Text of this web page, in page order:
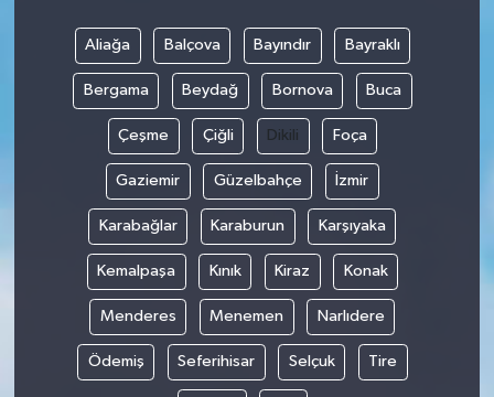
Aliağa Balçova Bayındır Bayraklı
Bergama Beydağ Bornova Buca
Çeşme Çiğli Dikili Foça
Gaziemir Güzelbahçe İzmir
Karabağlar Karaburun Karşıyaka
Kemalpaşa Kınık Kiraz Konak
Menderes Menemen Narlıdere
Ödemiş Seferihisar Selçuk Tire